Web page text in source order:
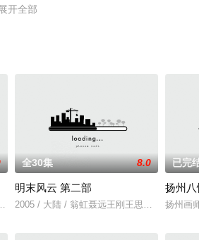
展开全部
校，学成归来之后从事了金融行业，将自己
全30集 8.0
明末风云 第二部
2005 / 大陆 / 翁虹聂远王刚王思懿李悠悠
已完
扬州八
扬州画